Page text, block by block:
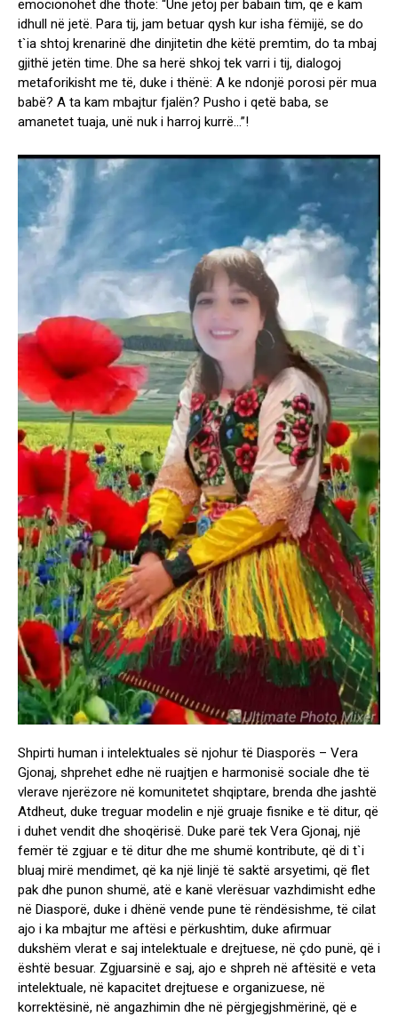
emocionohet dhe thotë: “Unë jetoj për babain tim, që e kam
idhull në jetë. Para tij, jam betuar qysh kur isha fëmijë, se do
t`ia shtoj krenarinë dhe dinjitetin dhe këtë premtim, do ta mbaj
gjithë jetën time. Dhe sa herë shkoj tek varri i tij, dialogoj
metaforikisht me të, duke i thënë: A ke ndonjë porosi për mua
babë? A ta kam mbajtur fjalën? Pusho i qetë baba, se
amanetet tuaja, unë nuk i harroj kurrë…”!
Shpirti human i intelektuales së njohur të Diasporës – Vera
Gjonaj, shprehet edhe në ruajtjen e harmonisë sociale dhe të
vlerave njerëzore në komunitetet shqiptare, brenda dhe jashtë
Atdheut, duke treguar modelin e një gruaje fisnike e të ditur, që
i duhet vendit dhe shoqërisë. Duke parë tek Vera Gjonaj, një
femër të zgjuar e të ditur dhe me shumë kontribute, që di t`i
bluaj mirë mendimet, që ka një linjë të saktë arsyetimi, që flet
pak dhe punon shumë, atë e kanë vlerësuar vazhdimisht edhe
në Diasporë, duke i dhënë vende pune të rëndësishme, të cilat
ajo i ka mbajtur me aftësi e përkushtim, duke afirmuar
dukshëm vlerat e saj intelektuale e drejtuese, në çdo punë, që i
është besuar. Zgjuarsinë e saj, ajo e shpreh në aftësitë e veta
intelektuale, në kapacitet drejtuese e organizuese, në
korrektësinë, në angazhimin dhe në përgjegjshmërinë, që e